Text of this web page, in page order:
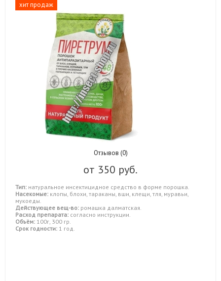
хит продаж
Отзывов (0)
от 350 руб.
Тип: натуральное инсектицидное средство в форме порошка.
Насекомые: клопы, блохи, тараканы, вши, клещи, тля, муравьи,
мукоеды.
Действующее вещ-во: ромашка далматская.
Расход препарата: согласно инструкции.
Объём: 100г, 300 гр.
Срок годности: 1 год.